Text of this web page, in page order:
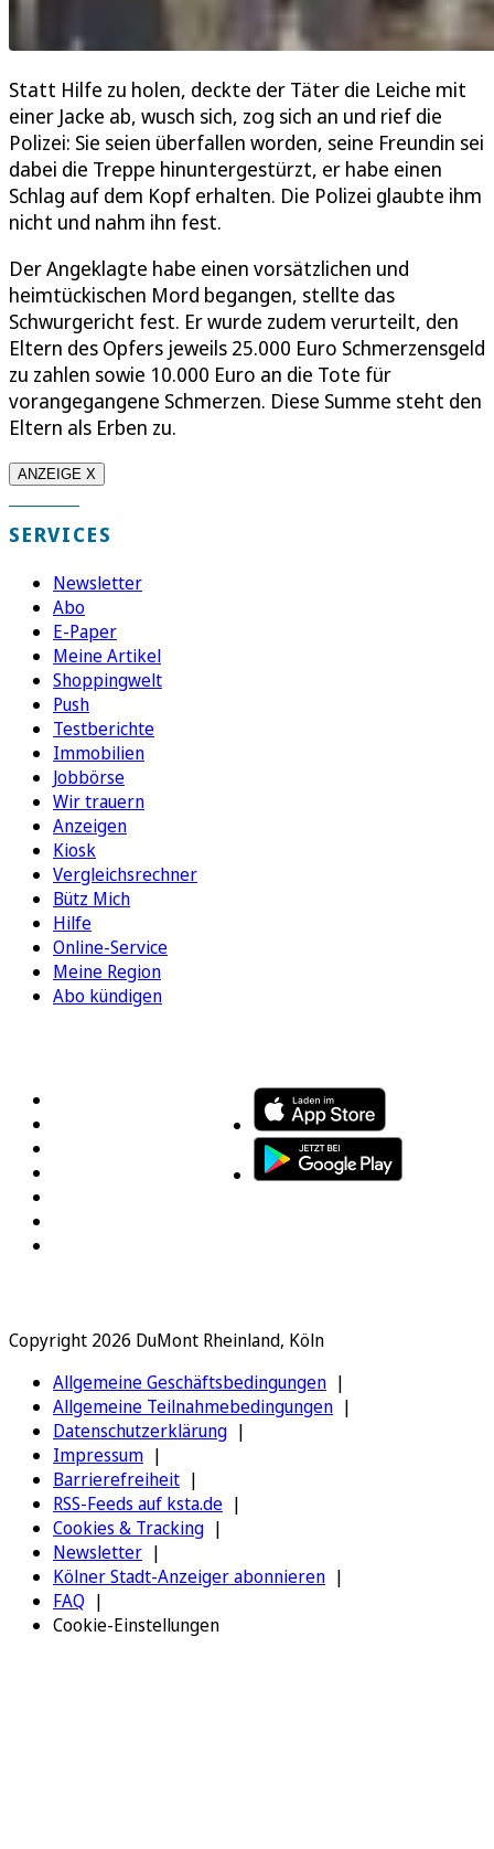
Statt Hilfe zu holen, deckte der Täter die Leiche mit
einer Jacke ab, wusch sich, zog sich an und rief die
Polizei: Sie seien überfallen worden, seine Freundin sei
dabei die Treppe hinuntergestürzt, er habe einen
Schlag auf dem Kopf erhalten. Die Polizei glaubte ihm
nicht und nahm ihn fest.
Der Angeklagte habe einen vorsätzlichen und
heimtückischen Mord begangen, stellte das
Schwurgericht fest. Er wurde zudem verurteilt, den
Eltern des Opfers jeweils 25.000 Euro Schmerzensgeld
zu zahlen sowie 10.000 Euro an die Tote für
vorangegangene Schmerzen. Diese Summe steht den
Eltern als Erben zu.
ANZEIGE X
SERVICES
Newsletter
Abo
E-Paper
Meine Artikel
Shoppingwelt
Push
Testberichte
Immobilien
Jobbörse
Wir trauern
Anzeigen
Kiosk
Vergleichsrechner
Bütz Mich
Hilfe
Online-Service
Meine Region
Abo kündigen
Copyright 2026 DuMont Rheinland, Köln
Allgemeine Geschäftsbedingungen
Allgemeine Teilnahmebedingungen
Datenschutzerklärung
Impressum
Barrierefreiheit
RSS-Feeds auf ksta.de
Cookies & Tracking
Newsletter
Kölner Stadt-Anzeiger abonnieren
FAQ
Cookie-Einstellungen